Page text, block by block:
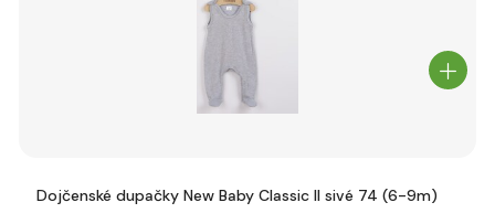
Dojčenské dupačky New Baby Classic II sivé 74 (6-9m)